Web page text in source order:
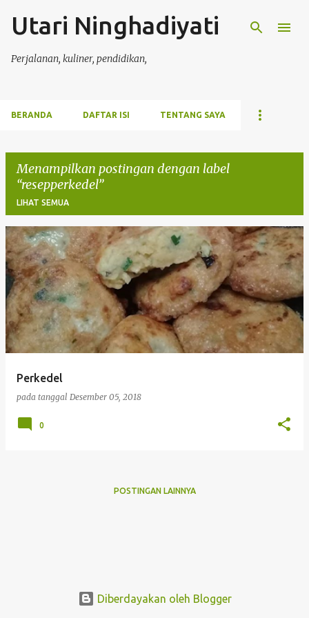
Langsung ke konten utama
Utari Ninghadiyati
Perjalanan, kuliner, pendidikan,
BERANDA DAFTAR ISI TENTANG SAYA
Menampilkan postingan dengan label
resepperkedel
LIHAT SEMUA
P
o
s
t
n
Perkedel
pada tanggal Desember 05, 2018
0
POSTINGAN LAINNYA
Diberdayakan oleh Blogger